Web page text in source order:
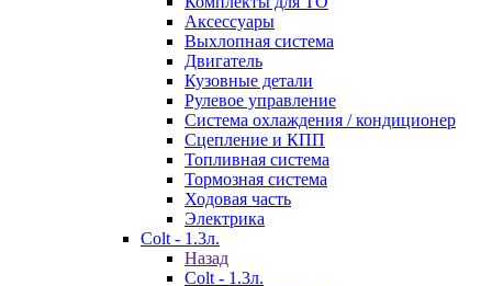
Аксессуары
Выхлопная система
Двигатель
Кузовные детали
Рулевое управление
Система охлаждения / кондиционер
Сцепление и КПП
Топливная система
Тормозная система
Ходовая часть
Электрика
Colt - 1.3л.
Назад
Colt - 1.3л.